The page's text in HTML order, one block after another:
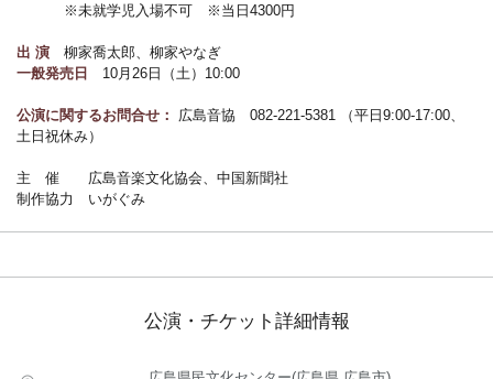
※未就学児入場不可 ※当日4300円
出 演 柳家喬太郎、柳家やなぎ
一般発売日
10月26日（土）10:00
公演に関するお問合せ：
広島音協 082-221-5381 （平日9:00-17:00、
土日祝休み）
主 催 広島音楽文化協会、中国新聞社
制作協力 いがぐみ
公演・チケット詳細情報